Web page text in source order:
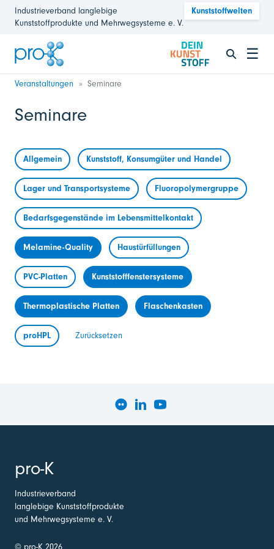
Industrieverband langlebige
Kunststoffprodukte und Mehrwegsysteme e. V.
Kunststoffwelten
☰
Veranstaltungen Seminare
Seminare
Allgemein Kunststoff, Konsumgüter und Handel
Lager und Transportsysteme Fluoropolymergruppe
Bedarfsgegenstände im Lebensmittelkontakt
Melamine-Quality Haustürfüllungen
PVC-Platten Kunststofffenstersysteme
Thermoplastische Platten Flaschenkasten
proHPL Zurücksetzen
pro-K
Industrieverband
langlebige Kunststoffprodukte
und Mehrwegsysteme e. V.
© pro-K 2026